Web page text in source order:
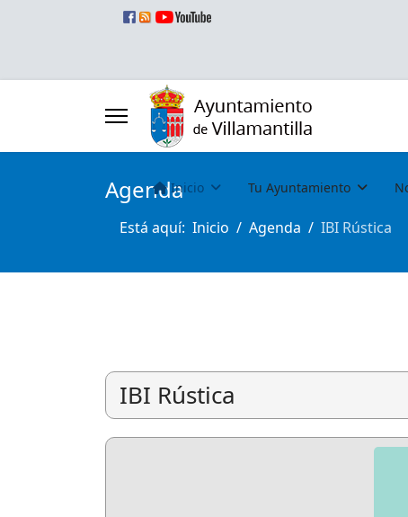
Inicio Tu Ayuntamiento
Agenda
Está aquí: Inicio Agenda IBI Rústica
IBI Rústica